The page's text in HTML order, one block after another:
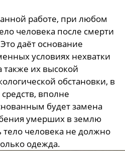
работе, при любом
человека после смерти
даёт основание
условиях нехватки
также их высокой
обстановки, в
вполне
будет замена
умерших в землю
человека не должно
одежда.